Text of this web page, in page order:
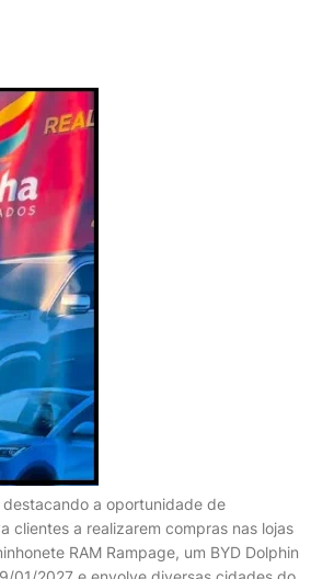
destacando a oportunidade de
clientes a realizarem compras nas lojas
RAM Rampage, um BYD Dolphin